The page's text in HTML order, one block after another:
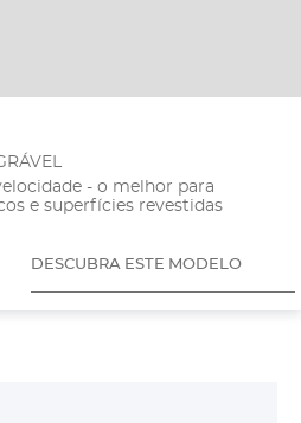
- o melhor para
e superfícies revestidas
DESCUBRA ESTE MODELO